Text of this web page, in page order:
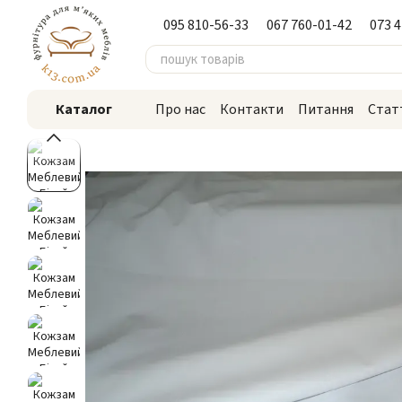
Перейти до основного контенту
095 810-56-33 067 760-01-42 073
Каталог Про нас Контакти Питання